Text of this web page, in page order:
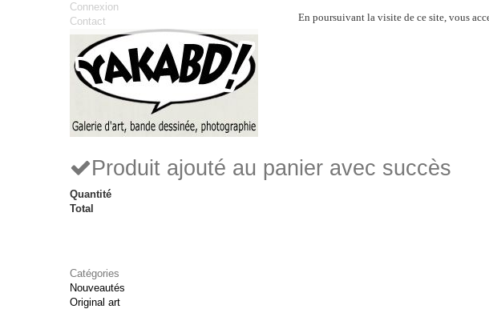
Connexion
Contact
Produit ajouté au panier avec succès
Quantité
Total
Catégories
Nouveautés
Original art
En poursuivant la visite de ce site, vous